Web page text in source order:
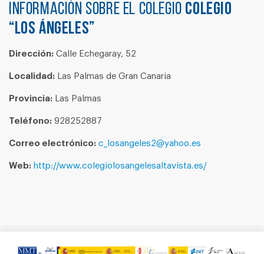
Información sobre el colegio COLEGIO
“LOS ÁNGELES”
Dirección: Calle Echegaray, 52
Localidad: Las Palmas de Gran Canaria
Provincia: Las Palmas
Teléfono: 928252887
Correo electrónico: c_losangeles2@yahoo.es
Web: http://www.colegiolosangelesaltavista.es/